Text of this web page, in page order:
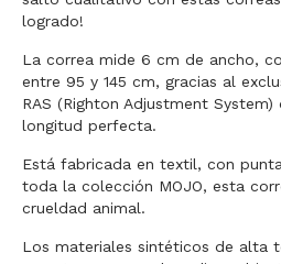
logrado!
La correa mide 6 cm de ancho,
entre 95 y 145 cm, gracias al
RAS (Righton Adjustment
longitud perfecta.
Está fabricada en textil, con
toda la colección MOJO, esta
crueldad animal.
Los materiales sintéticos de alta